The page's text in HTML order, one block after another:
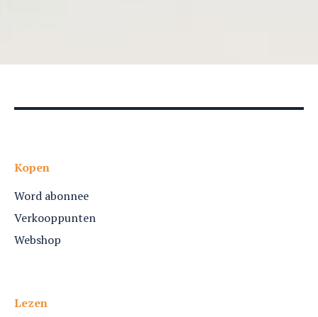
Kopen
Word abonnee
Verkooppunten
Webshop
Lezen